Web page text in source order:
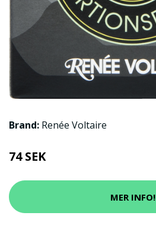
Brand: Renée Voltaire
74 SEK
MER INFO!